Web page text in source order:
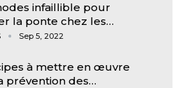
infaillible pour
la ponte chez les…
Sep 5, 2022
à mettre en œuvre
prévention des…